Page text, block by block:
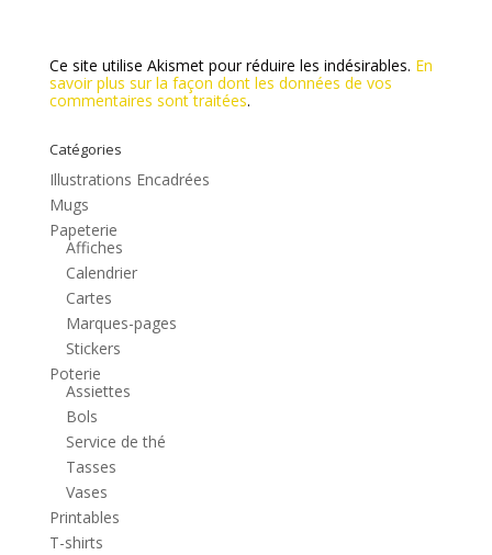
Ce site utilise Akismet pour réduire les indésirables. En
savoir plus sur la façon dont les données de vos
commentaires sont traitées.
Catégories
Illustrations Encadrées
Mugs
Papeterie
Affiches
Calendrier
Cartes
Marques-pages
Stickers
Poterie
Assiettes
Bols
Service de thé
Tasses
Vases
Printables
T-shirts